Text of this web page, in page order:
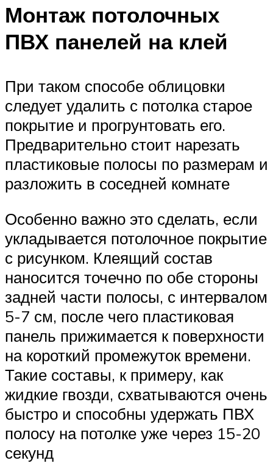
Монтаж потолочных
ПВХ панелей на клей
При таком способе облицовки
следует удалить с потолка старое
покрытие и прогрунтовать его.
Предварительно стоит нарезать
пластиковые полосы по размерам и
разложить в соседней комнате
Особенно важно это сделать, если
укладывается потолочное покрытие
с рисунком. Клеящий состав
наносится точечно по обе стороны
задней части полосы, с интервалом
5-7 см, после чего пластиковая
панель прижимается к поверхности
на короткий промежуток времени.
Такие составы, к примеру, как
жидкие гвозди, схватываются очень
быстро и способны удержать ПВХ
полосу на потолке уже через 15-20
секунд